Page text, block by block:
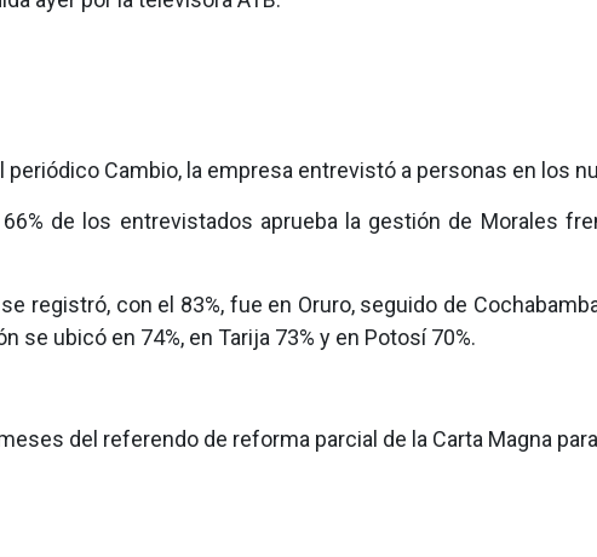
periódico Cambio, la empresa entrevistó a personas en los
de los entrevistados aprueba la gestión de Morales
registró, con el 83%, fue en Oruro, seguido de
se ubicó en 74%, en Tarija 73% y en Potosí 70%.
del referendo de reforma parcial de la Carta Magna